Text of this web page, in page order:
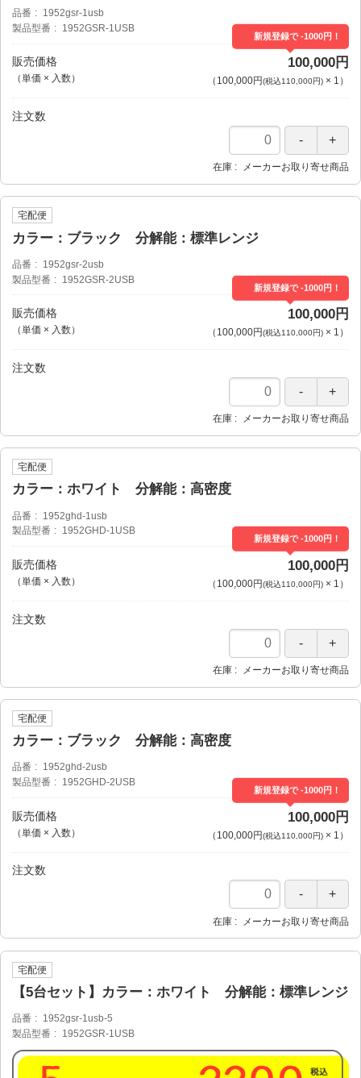
品番
1952gsr-1usb
製品型番
1952GSR-1USB
販売価格
（単価 × 入数）
新規登録で -1000円！
100,000円
（ 100,000円(税込110,000円)× 1 ）
注文数
在庫 メーカーお取り寄せ商品
宅配便
カラー：ブラック 分解能：標準レンジ
品番
1952gsr-2usb
製品型番
1952GSR-2USB
販売価格
（単価 × 入数）
新規登録で -1000円！
100,000円
（ 100,000円(税込110,000円)× 1 ）
注文数
在庫 メーカーお取り寄せ商品
宅配便
カラー：ホワイト 分解能：高密度
品番
1952ghd-1usb
製品型番
1952GHD-1USB
販売価格
（単価 × 入数）
新規登録で -1000円！
100,000円
（ 100,000円(税込110,000円)× 1 ）
注文数
在庫 メーカーお取り寄せ商品
宅配便
カラー：ブラック 分解能：高密度
品番
1952ghd-2usb
製品型番
1952GHD-2USB
販売価格
（単価 × 入数）
新規登録で -1000円！
100,000円
（ 100,000円(税込110,000円)× 1 ）
注文数
在庫 メーカーお取り寄せ商品
宅配便
【5台セット】カラー：ホワイト 分解能：標準レンジ
品番
1952gsr-1usb-5
製品型番
1952GSR-1USB